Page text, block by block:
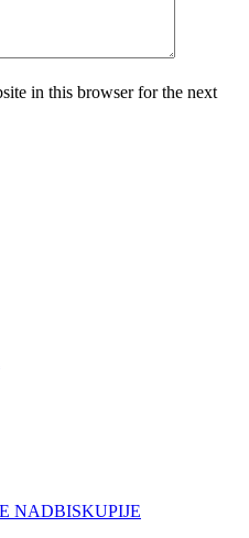
in this browser for the next
NADBISKUPIJE